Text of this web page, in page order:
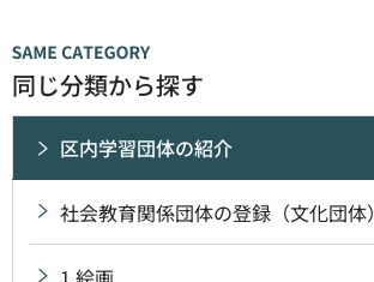
同じ分類から探す
区内学習団体の紹介
社会教育関係団体の登録（文化団体）